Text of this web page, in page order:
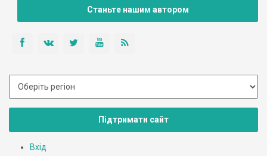
Станьте нашим автором
Підтримати сайт
Вхід